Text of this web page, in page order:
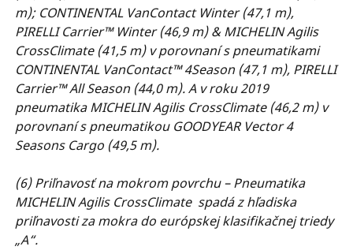
m); CONTINENTAL VanContact Winter (47,1 m),
PIRELLI Carrier™ Winter (46,9 m) & MICHELIN Agilis
CrossClimate (41,5 m) v porovnaní s pneumatikami
CONTINENTAL VanContact™ 4Season (47,1 m), PIRELLI
Carrier™ All Season (44,0 m). A v roku 2019
pneumatika MICHELIN Agilis CrossClimate (46,2 m) v
porovnaní s pneumatikou GOODYEAR Vector 4
Seasons Cargo (49,5 m).
(6) Priľnavosť na mokrom povrchu – Pneumatika
MICHELIN Agilis CrossClimate spadá z hľadiska
priľnavosti za mokra do európskej klasifikačnej triedy
„A“.